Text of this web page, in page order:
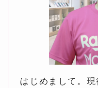
はじめまして。